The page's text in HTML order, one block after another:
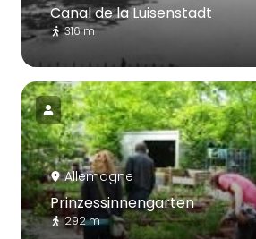
Canal de la Luisenstadt
316 m
Allemagne
Prinzessinnengarten
292 m